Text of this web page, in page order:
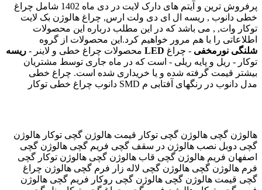
پرفروش ترین و آیتم های دارک لایت در دی ماه 1402 شامل چراغ
خطی دانوب , ریسه ال ای دی ولت ارس, چراغ هالوژن بک لایت
توکار وات, , می باشد که در این مطلب درباره این محصولات
اطلاعاتی را با هم مرور خواهیم کرد.این محصولات از گروه
محصولات چراغ خطی و لاینر -
ریسه LED شلنگی نورمخفی - چراغ
توکار - ریل و پایه ریلی - است که در ماه جاری توسط مشتریان
بیشتر قیمت گرفته شده و یا خریداری شده است. چراغ خطی
دانوب چراغ خطی توکار SMD مدل دانوب در رنگهای آفتابی م
هالوژن گچی هالوژن گچی توکار قیمت هالوژن گچی توکار هالوژن
گچی دوبل نصب هالوژن در سقف گچی فریم گچی هالوژن گچی
اصفهان فریم هالوژن گچی قاب هالوژن گچی هالوژن توکار گچی
فرم هالوژن گچی هالوژن گچی لاله زار فرم گچی هالوژن چراغ
گچی قیمت هالوژن گچی هالوژن گچی روکار فریم گچی هالوژن